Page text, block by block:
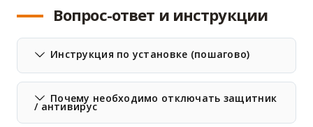
Вопрос-ответ и инструкции
Инструкция по установке (пошагово)
Почему необходимо отключать защитник
/ антивирус